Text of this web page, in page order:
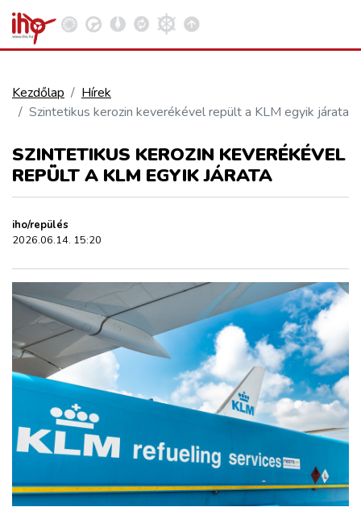
VASÚT
KÖZÚT
REPÜLÉS
KÖZLEKEDÉSFEJLESZTÉS
ELLÁTÁSI LÁNC
ZÖLDÚT
HAJÓZÁS
ARCHÍVUM
Kosár megtekintése
Kezdőlap
Hírek
Szintetikus kerozin keverékével repült a KLM egyik járata
SZINTETIKUS KEROZIN KEVERÉKÉVEL
REPÜLT A KLM EGYIK JÁRATA
iho/repülés
2026.06.14. 15:20